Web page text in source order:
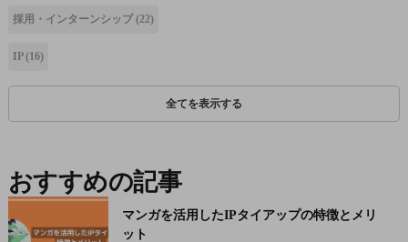
採用・インターンシップ(22)
IP(16)
全てを表示する
おすすめの記事
マンガを活用したIPタイアップの特徴とメリ
ット